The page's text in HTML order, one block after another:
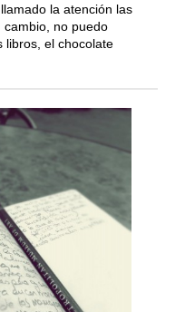
la atención las
cambio, no puedo
libros, el chocolate